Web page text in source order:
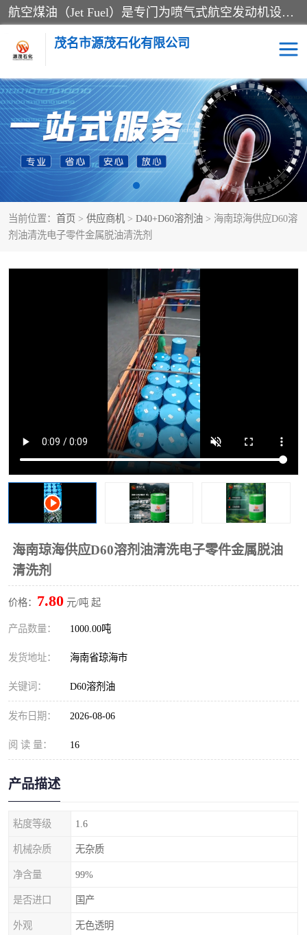
航空煤油（Jet Fuel）是专门为喷气式航空发动机设计的高纯度燃料，主要分为Jet A、Jet A-1和Jet B等类型。其特点是闪点高、低温流动性好，并添加了抗静电剂和抗氧化剂以确保飞行安全。航空煤油需
茂名市源茂石化有限公司
当前位置： 首页 > 供应商机 > D40+D60溶剂油 > 海南琼海供应D60溶
剂油清洗电子零件金属脱油清洗剂
海南琼海供应D60溶剂油清洗电子零件金属脱油
清洗剂
价格： 7.80 元/吨 起
产品数量： 1000.00吨
发货地址： 海南省琼海市
关键词： D60溶剂油
发布日期： 2026-08-06
阅 读 量： 16
产品描述
粘度等级 1.6
机械杂质 无杂质
净含量 99%
是否进口 国产
外观 无色透明
RP3航空煤油 D20+D30溶剂油
D40+D60溶剂油 D80+D100溶剂油
6号+120号溶剂油 260号溶剂油
异构烷烃 天然乳胶
46+68号化妆级白油